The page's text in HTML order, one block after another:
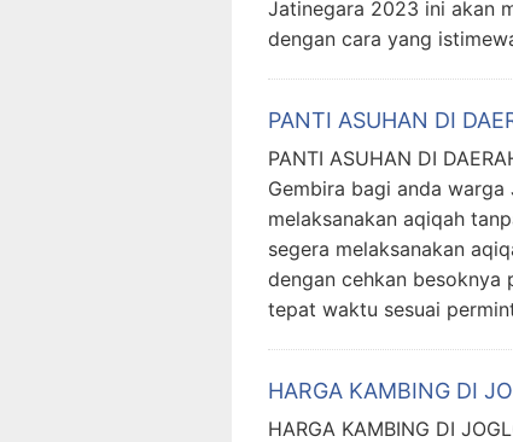
Jatinegara 2023 ini akan
dengan cara yang
PANTI ASUHAN DI
PANTI ASUHAN DI
Gembira bagi anda
melaksanakan aqiqah
segera melaksanakan
dengan cehkan besoknya
tepat waktu sesuai
HARGA KAMBING DI
HARGA KAMBING DI